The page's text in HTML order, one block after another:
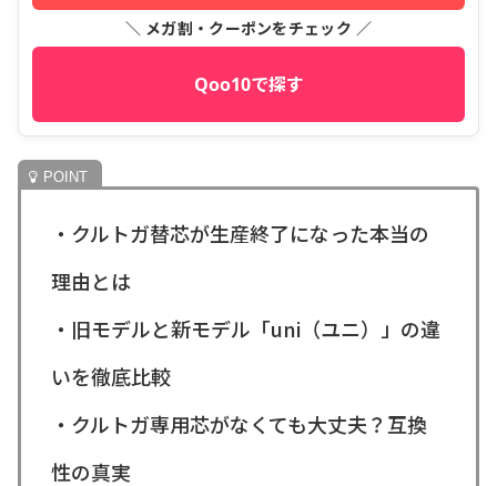
＼ メガ割・クーポンをチェック ／
Qoo10で探す
・クルトガ替芯が生産終了になった本当の
理由とは
・旧モデルと新モデル「uni（ユニ）」の違
いを徹底比較
・クルトガ専用芯がなくても大丈夫？互換
性の真実